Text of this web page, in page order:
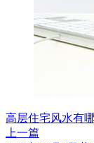
高层住宅风水有
上一篇